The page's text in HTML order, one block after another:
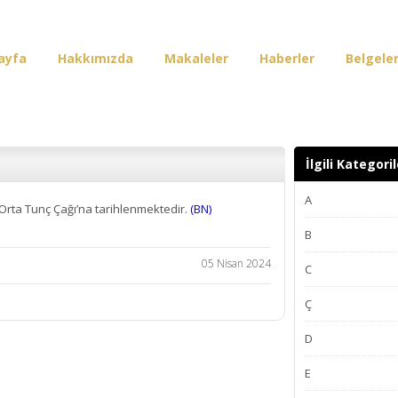
Hakkımızda Makaleler Haberler Belgeler
Tunç Çağı’na tarihlenmektedir. (BN)
05 Nisan 2024
İlgili
A
B
C
Ç
D
E